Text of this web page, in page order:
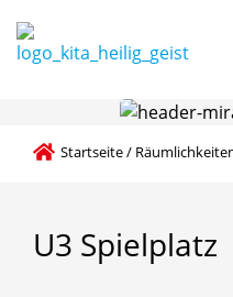
Startseite/
U3 Spielplatz